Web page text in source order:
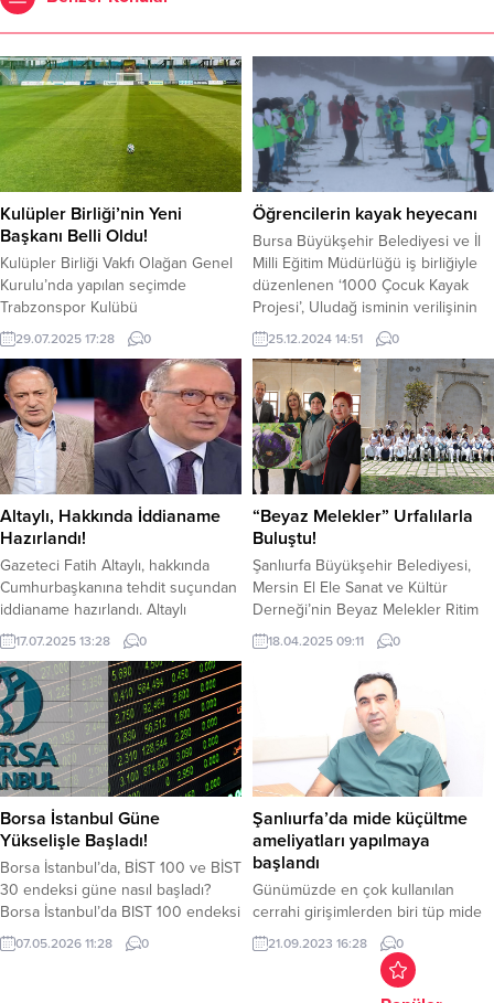
Kulüpler Birliği’nin Yeni
Başkanı Belli Oldu!
Kulüpler Birliği Vakfı Olağan Genel
Kurulu’nda yapılan seçimde
Trabzonspor Kulübü
Başkanı Ertuğrul Doğan, Kulüpler
Birliği’nin yeni başkanı seçildi.
Fenerbahçe Spor Kulübü Başkanı
Ali Koç’tan, boşalan Başkanlık
koltuğuna Doğan, oturdu. Vakfın
önceki başkanı Koç, toplantı
sonrası şu ifadeleri kullandı; “Hem
Anadolu’nun en büyük kulübünü
temsil etmesi hem de İstanbul’da
da vakit geçiriyor...
29.07.2025 17:28 0
Öğrencilerin kayak heyecanı
Bursa Büyükşehir Belediyesi ve İl
Milli Eğitim Müdürlüğü iş birliğiyle
düzenlenen ‘1000 Çocuk Kayak
Projesi’, Uludağ isminin verilişinin
100. yılı dolayısıyla büyük bir
coşkuyla hayata geçirildi. Proje
kapsamında, daha önce Uludağ’a
çıkmamış ve kayak deneyimi
yaşamamış 1000 öğrenci, Marmara
Bölgesi’nin en yüksek zirvesinde
kayak yapmanın keyfini çıkarıyor.
Bursa Büyükşehir Belediyesi...
25.12.2024 14:51 0
Altaylı, Hakkında İddianame
Hazırlandı!
Gazeteci Fatih Altaylı, hakkında
Cumhurbaşkanına tehdit suçundan
iddianame hazırlandı. Altaylı
hakkında ‘Cumhurbaşkanı’na
hakaret’ suçlamasıyla a
iddianame hazırlandı. Hazırlanan
iddianamede Altaylı hakkında,
Cumhurbaşkanını tehdit” suçundan
5 yıldan az olmamak şartıyla hapis
cezası istendi.
17.07.2025 13:28 0
“Beyaz Melekler” Urfalılarla
Buluştu!
Şanlıurfa Büyükşehir Belediyesi,
Mersin El Ele Sanat ve Kültür
Derneği’nin Beyaz Melekler Ritim
Korosu’nu müzikseverlerle
buluşturdu. Kadınlardan oluşan
koronun ritim dolu konseri, kentte
büyük ilgiyle karşılandı. Şanlıurfa
Büyükşehir Belediyesi Kültür ve
Turizm Daire Başkanlığı’nın
organizasyonuyla Belediye
Bahçesi’nde düzenlenen etkinlikte
sahne alan Beyaz Melekler Ritim
Korosu, sergiledikleri performansla
izleyicilere müzik dolu...
18.04.2025 09:11 0
Borsa İstanbul Güne
Yükselişle Başladı!
Borsa İstanbul’da, BİST 100 ve BİST
30 endeksi güne nasıl başladı?
Borsa İstanbul’da BIST 100 endeksi
haftanın dördüncü işlem gününe
yükselişle başladı. BIST 100
07.05.2026 11:28 0
Şanlıurfa’da mide küçültme
ameliyatları yapılmaya
başlandı
Günümüzde en çok kullanılan
cerrahi girişimlerden biri tüp mide
ameliyatıdır ve halk arasında “mide
küçültme ameliyatı olarak bilinir.Tüp
Mide Ameliyatında 3 küçük delik
21.09.2023 16:28 0